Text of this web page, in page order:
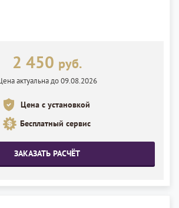
2 450 руб.
актуальна до 09.08.2026
Цена с установкой
Бесплатный сервис
ЗАКАЗАТЬ РАСЧЁТ